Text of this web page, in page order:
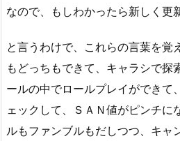
なので、もしわかったら新しく更
と言うわけで、これらの言葉を覚
もどっちもできて、キャラシで探
ールの中でロールプレイができて
ェックして、ＳＡＮ値がピンチに
ルもファンブルもだしつつ、キャ